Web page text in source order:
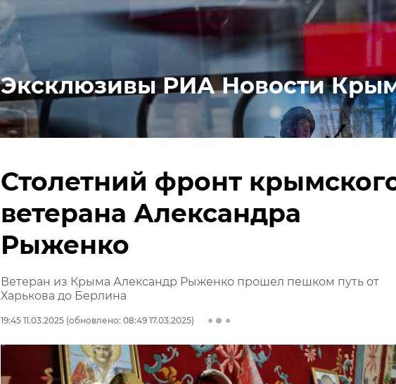
Эксклюзивы РИА Новости
Столетний фронт
ветерана Александра
Рыженко
Ветеран из Крыма Александр Рыженко прошел пешком путь от
Харькова до Берлина
19:45 11.03.2025 (обновлено: 08:49 17.03.2025)